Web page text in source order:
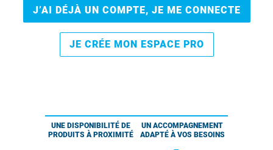
J’AI DÉJÀ UN COMPTE, JE ME CONNECTE
JE CRÉE MON ESPACE PRO
UNE DISPONIBILITÉ DE
PRODUITS À PROXIMITÉ
UN ACCOMPAGNEMENT
ADAPTÉ À VOS BESOINS